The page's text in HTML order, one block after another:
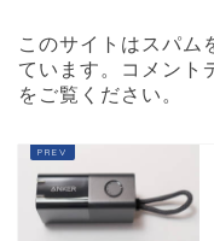
このサイトはスパム
ています。
コメント
をご覧ください 。